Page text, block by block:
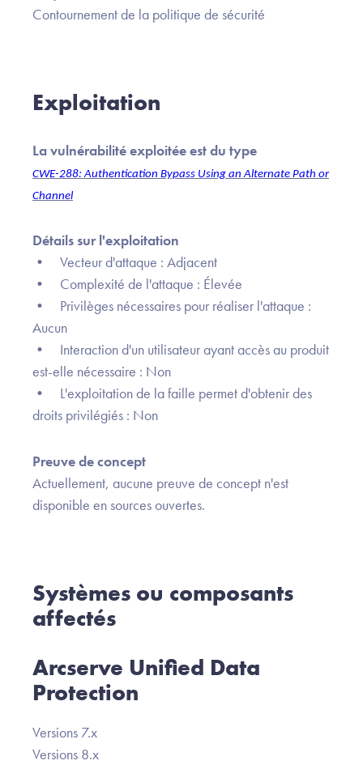
Contournement de la politique de sécurité
Exploitation
La vulnérabilité exploitée est du type
CWE-288: Authentication Bypass Using an Alternate Path or
Channel
Détails sur l'exploitation
• Vecteur d'attaque : Adjacent
• Complexité de l'attaque : Élevée
• Privilèges nécessaires pour réaliser l'attaque :
Aucun
• Interaction d'un utilisateur ayant accès au produit
est-elle nécessaire : Non
• L'exploitation de la faille permet d'obtenir des
droits privilégiés : Non
Preuve de concept
Actuellement, aucune preuve de concept n'est
disponible en sources ouvertes.
Systèmes ou composants
affectés
Arcserve Unified Data
Protection
Versions 7.x
Versions 8.x